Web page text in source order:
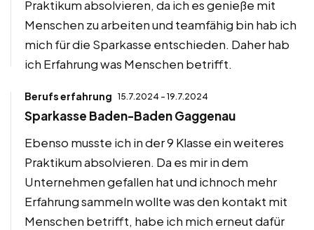
Praktikum absolvieren, da ich es genieße mit
Menschen zu arbeiten und teamfähig bin hab ich
mich für die Sparkasse entschieden. Daher hab
ich Erfahrung was Menschen betrifft.
Berufs erfahrung 15.7.2024 - 19.7.2024
Sparkasse Baden-Baden Gaggenau
Ebenso musste ich in der 9 Klasse ein weiteres
Praktikum absolvieren. Da es mir in dem
Unternehmen gefallen hat und ichnoch mehr
Erfahrung sammeln wollte was den kontakt mit
Menschen betrifft, habe ich mich erneut dafür